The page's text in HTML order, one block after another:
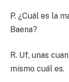
P. ¿Cuál es la
Baena?
R. Uf, unas
mismo cuál es.